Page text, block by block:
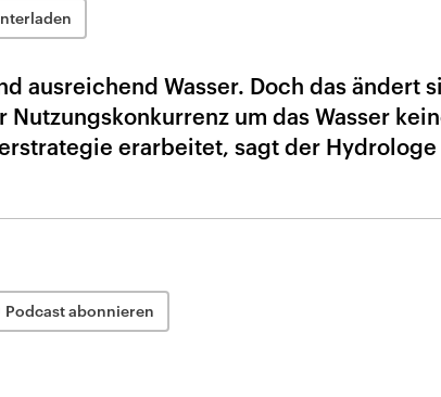
ausreichend Wasser. Doch das ändert
Nutzungskonkurrenz um das Wasser
erarbeitet, sagt der
Podcast abonnieren